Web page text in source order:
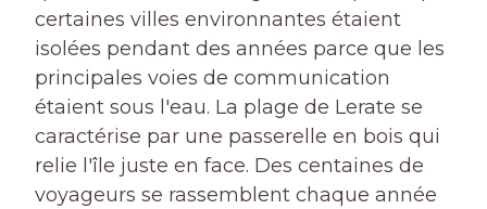
certaines villes environnantes étaient
isolées pendant des années parce que les
principales voies de communication
étaient sous l'eau. La plage de Lerate se
caractérise par une passerelle en bois qui
relie l'île juste en face. Des centaines de
voyageurs se rassemblent chaque année